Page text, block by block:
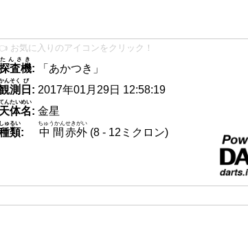
お気に入りのアイコンをクリック！
査機
たんさき
:
「あかつき」
測
んそく
日
び
: 2017年01月29日 12:58:19
天体名
んたいめい
: 金星
類
しゅるい
: 中間
ちゅうかん
赤外
せきがい
(8 - 12ミクロン)